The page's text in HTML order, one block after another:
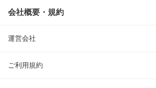
会社概要・規約
運営会社
ご利用規約